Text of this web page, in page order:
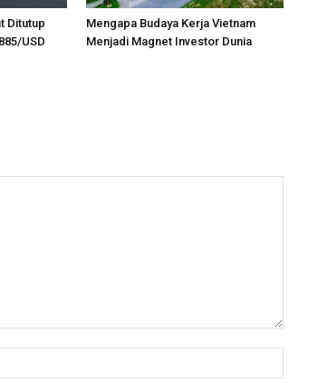
Ditutup
USD
Mengapa Budaya Kerja Vietnam
Menjadi Magnet Investor Dunia